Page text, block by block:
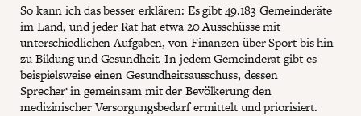
So kann ich das besser erklären: Es gibt 49.183 Gemeinderäte
im Land, und jeder Rat hat etwa 20 Ausschüsse mit
unterschiedlichen Aufgaben, von Finanzen über Sport bis hin
zu Bildung und Gesundheit. In jedem Gemeinderat gibt es
beispielsweise einen Gesundheitsausschuss, dessen
Sprecher*in gemeinsam mit der Bevölkerung den
medizinischer Versorgungsbedarf ermittelt und priorisiert.